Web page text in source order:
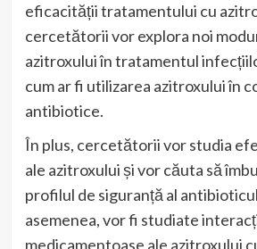
eficacității tratamentului cu
cercetătorii vor explora noi
azitroxului în tratamentul
cum ar fi utilizarea azitroxului în
antibiotice.
În plus, cercetătorii vor studia
ale azitroxului și vor căuta să
profilul de siguranță al
asemenea, vor fi studiate
medicamentoase ale azitroxului